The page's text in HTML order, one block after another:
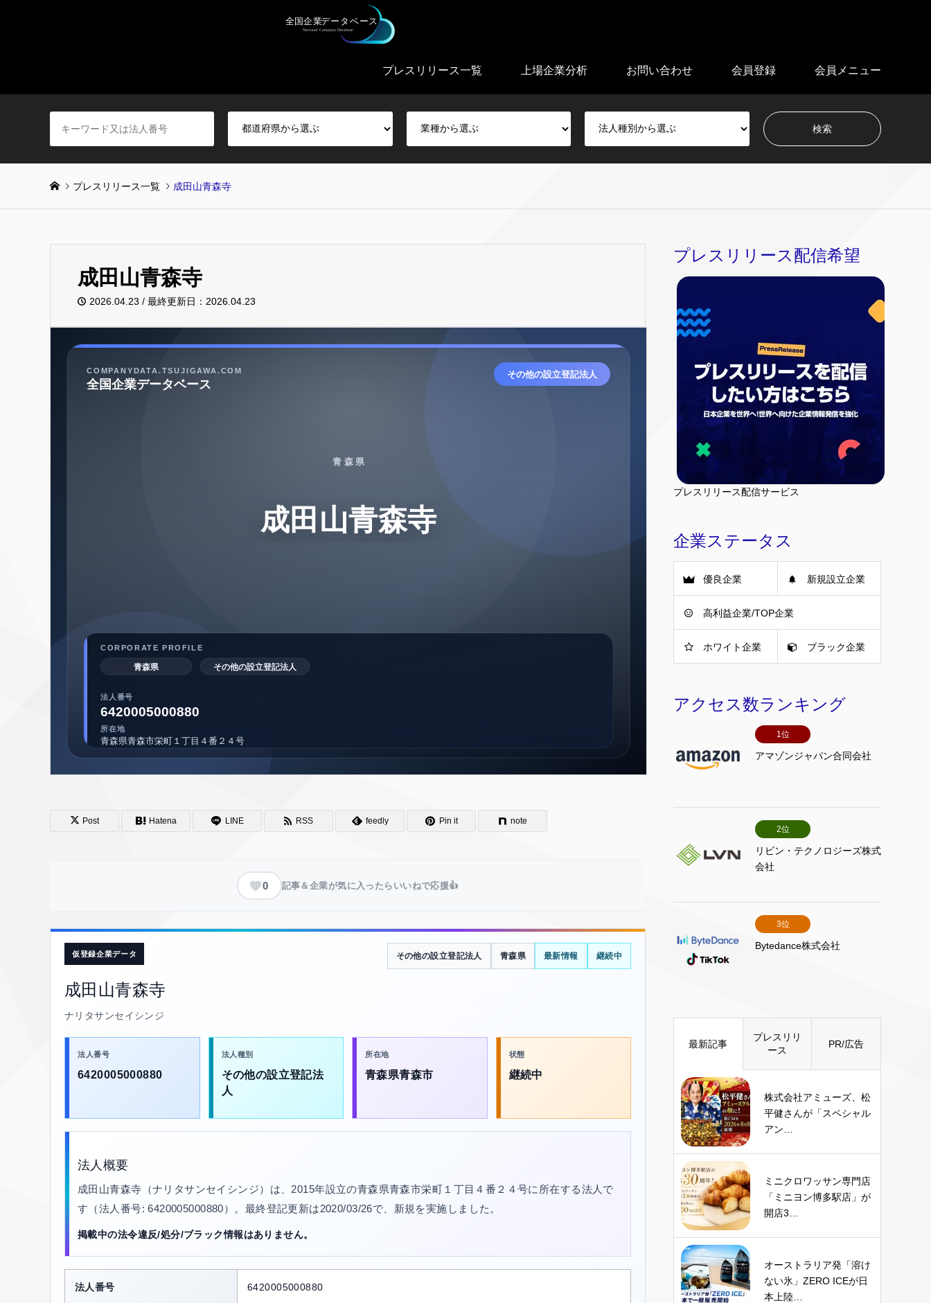
プレスリリース一覧 上場企業分析 お問い合わせ 会員登録 会員メニュー
プレスリリース一覧 成田山青森寺
成田山青森寺
2026.04.23 / 最終更新日：2026.04.23
Post Hatena LINE RSS feedly Pin it note
0 記事＆企業が気に入ったらいいねで応援👍
仮登録企業データ
成田山青森寺
ナリタサンセイシンジ
その他の設立登記法人 青森県 最新情報 継続中
法人番号
6420005000880
法人種別
その他の設立登記法
人
所在地
青森県青森市
状態
継続中
法人概要
成田山青森寺（ナリタサンセイシンジ）は、2015年設立の青森県青森市栄町１丁目４番２４号に所在する法人で
す（法人番号: 6420005000880）。最終登記更新は2020/03/26で、新規を実施しました。
掲載中の法令違反/処分/ブラック情報はありません。
法人番号 6420005000880
プレスリリース配信希望
プレスリリース配信サービス
企業ステータス
優良企業 新規設立企業
高利益企業/TOP企業
ホワイト企業 ブラック企業
アクセス数ランキング
1位
アマゾンジャパン合同会社
2位
リビン・テクノロジーズ株式
会社
3位
Bytedance株式会社
最新記事
プレスリリ
ース
PR/広告
株式会社アミューズ、松
平健さんが「スペシャル
アン…
ミニクロワッサン専門店
「ミニヨン博多駅店」が
開店3…
オーストラリア発「溶け
ない氷」ZERO ICEが日
本上陸…